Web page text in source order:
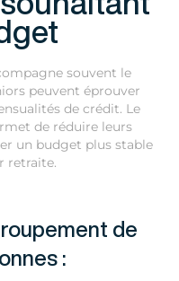
souvent le
peuvent éprouver
de crédit. Le
de réduire leurs
un budget plus stable
retraite.
de
: